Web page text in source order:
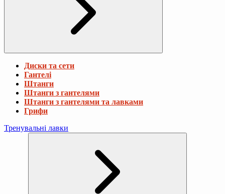
Диски та сети
Гантелі
Штанги
Штанги з гантелями
Штанги з гантелями та лавками
Грифи
Тренувальні лавки